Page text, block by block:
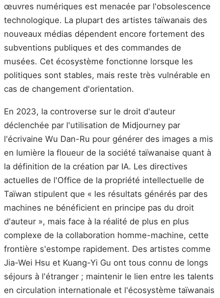
œuvres numériques est menacée par l'obsolescence
technologique. La plupart des artistes taïwanais des
nouveaux médias dépendent encore fortement des
subventions publiques et des commandes de
musées. Cet écosystème fonctionne lorsque les
politiques sont stables, mais reste très vulnérable en
cas de changement d'orientation.
En 2023, la controverse sur le droit d'auteur
déclenchée par l'utilisation de Midjourney par
l'écrivaine Wu Dan-Ru pour générer des images a mis
en lumière la floueur de la société taïwanaise quant à
la définition de la création par IA. Les directives
actuelles de l'Office de la propriété intellectuelle de
Taïwan stipulent que « les résultats générés par des
machines ne bénéficient en principe pas du droit
d'auteur », mais face à la réalité de plus en plus
complexe de la collaboration homme-machine, cette
frontière s'estompe rapidement. Des artistes comme
Jia-Wei Hsu et Kuang-Yi Gu ont tous connu de longs
séjours à l'étranger ; maintenir le lien entre les talents
en circulation internationale et l'écosystème taïwanais